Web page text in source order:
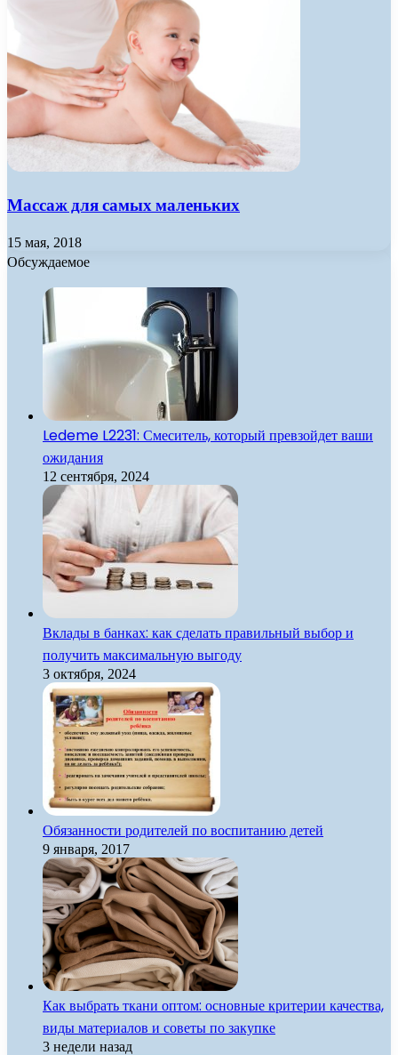
Массаж для самых маленьких
15 мая, 2018
Обсуждаемое
Ledeme L2231: Смеситель, который превзойдет ваши
ожидания
12 сентября, 2024
Вклады в банках: как сделать правильный выбор и
получить максимальную выгоду
3 октября, 2024
Обязанности родителей по воспитанию детей
9 января, 2017
Как выбрать ткани оптом: основные критерии качества,
виды материалов и советы по закупке
3 недели назад